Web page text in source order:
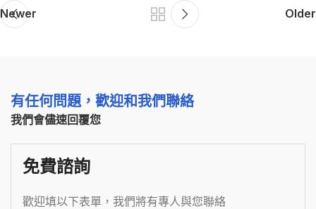
Newer Older
有任何問題，歡迎和我們聯絡
我們會儘速回覆您
免費諮詢
歡迎填以下表單，我們將有專人與您聯絡